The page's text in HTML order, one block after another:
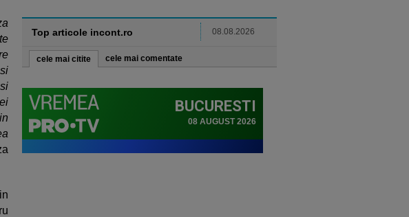
Top articole incont.ro 08.08.2026
cele mai citite cele mai comentate